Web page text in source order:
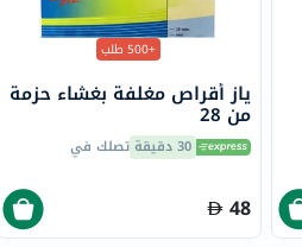
+500 طلب
ياز أقراص مغلفة بغشاء حزمة
من 28
30 دقيقة تصلك في
48